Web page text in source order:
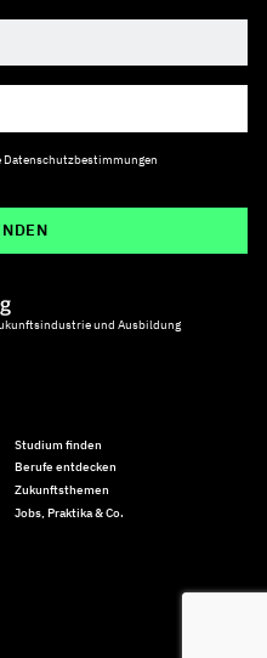
Datenschutzbestimmungen
und Ausbildung
Studium finden
Berufe entdecken
Zukunftsthemen
Jobs, Praktika & Co.